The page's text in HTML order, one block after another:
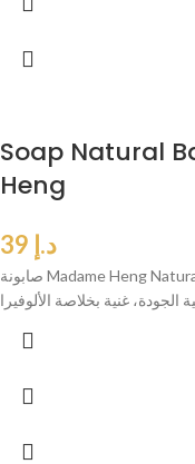
Soap Natural
Heng
د.إ
صابونة Madame Heng Natural Balance بالألوفيرا هي صابونة عضوية طبيعية